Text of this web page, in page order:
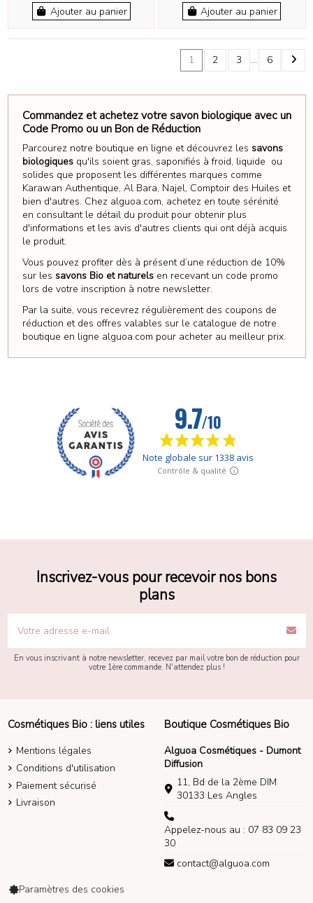
Ajouter au panier Ajouter au panier
1 2 3 … 6
Commandez et achetez votre savon biologique avec un
Code Promo ou un Bon de Réduction
Parcourez notre boutique en ligne et découvrez les savons
biologiquesqu'ils soient gras, saponifiés à froid, liquide ou
solides que proposent les différentes marques comme
Karawan Authentique, Al Bara, Najel, Comptoir des Huiles et
bien d'autres. Chez alguoa.com, achetez en toute sérénité
en consultant le détail du produit pour obtenir plus
d'informations et les avis d'autres clients qui ont déjà acquis
le produit.
Vous pouvez profiter dès à présent d’une réduction de 10%
sur les savons Bio et naturelsen recevant un code promo
lors de votre inscription à notre newsletter.
Par la suite, vous recevrez régulièrement des coupons de
réduction et des offres valables sur le catalogue de notre
boutique en ligne alguoa.com pour acheter au meilleur prix.
Inscrivez-vous pour recevoir nos bons
plans
En vous inscrivant à notre newsletter, recevez par mail votre bon de réduction pour
votre 1ère commande. N'attendez plus !
Cosmétiques Bio : liens utiles
Mentions légales
Conditions d'utilisation
Paiement sécurisé
Livraison
Boutique Cosmétiques Bio
Alguoa Cosmétiques - Dumont
Diffusion
11, Bd de la 2ème DIM
30133 Les Angles
Appelez-nous au : 07 83 09 23
30
contact@alguoa.com
Paramètres des cookies